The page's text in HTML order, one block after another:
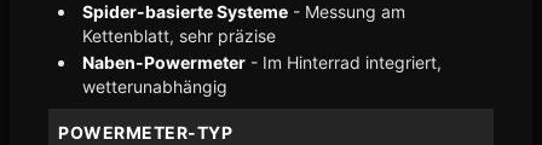
Spider-basierte Systeme - Messung am
Kettenblatt, sehr präzise
Naben-Powermeter - Im Hinterrad integriert,
wetterunabhängig
POWERMETER-TYP